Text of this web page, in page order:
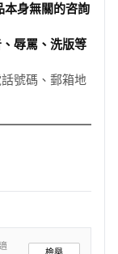
本身無關的咨詢
辱罵、洗版等
號碼、郵箱地